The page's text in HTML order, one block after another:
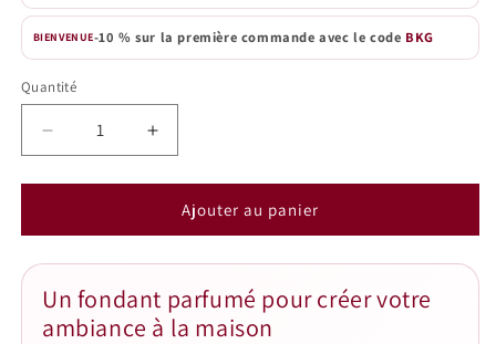
BIENVENUE-10 % sur la première commande avec le code BKG
Quantité
Quantité
Réduire
la
quantité
Fondant
|
Bakonette
Augmenter
la
quantité
Fondant
|
Bakonette
Ajouter au panier
Un fondant parfumé pour créer votre
ambiance à la maison